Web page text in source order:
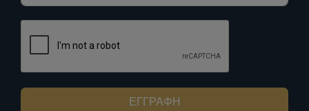
ΕΓΓΡΑΦΗ